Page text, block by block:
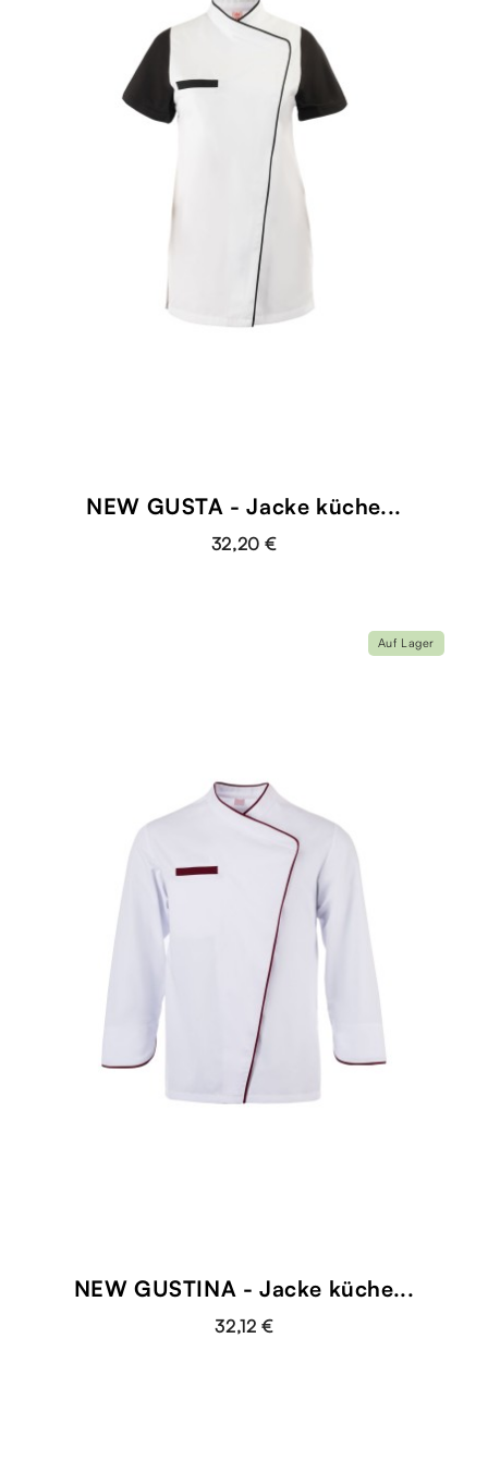
NEW GUSTA - Jacke küche...
32,20 €
NEW GUSTINA - Jacke küche...
32,12 €
Auf Lager